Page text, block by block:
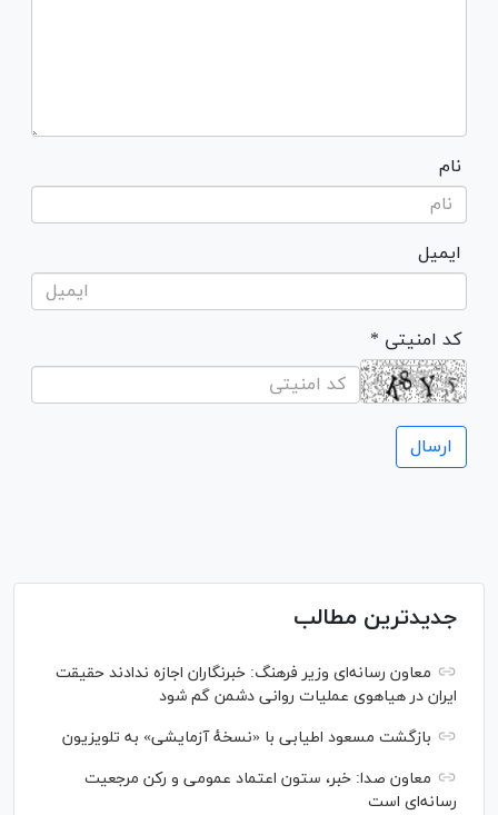
نام
ایمیل
* کد امنیتی
جدیدترین مطالب
معاون رسانه‌ای وزیر فرهنگ: خبرنگاران اجازه ندادند حقیقت
ایران در هیاهوی عملیات روانی دشمن گم شود
بازگشت مسعود اطیابی با «نسخهٔ آزمایشی» به تلویزیون
معاون صدا: خبر، ستون اعتماد عمومی و رکن مرجعیت
رسانه‌ای است